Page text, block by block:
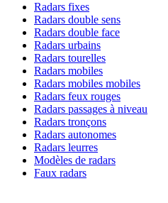
Radars fixes
Radars double sens
Radars double face
Radars urbains
Radars tourelles
Radars mobiles
Radars mobiles mobiles
Radars feux rouges
Radars passages à niveau
Radars tronçons
Radars autonomes
Radars leurres
Modèles de radars
Faux radars